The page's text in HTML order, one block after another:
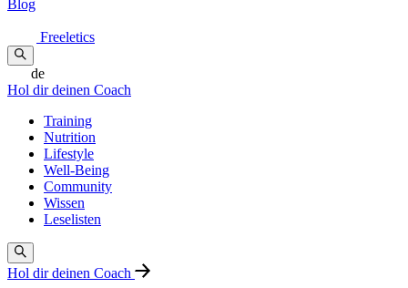
Blog
Freeletics
de
Hol dir deinen Coach
Training
Nutrition
Lifestyle
Well-Being
Community
Wissen
Leselisten
Hol dir deinen Coach